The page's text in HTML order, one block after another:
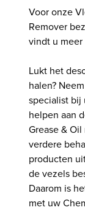
Voor onze
Remover
vindt u
Lukt het
halen?
specialist bij
helpen aan
Grease &
verdere
producten
de vezels
Daarom is
met uw